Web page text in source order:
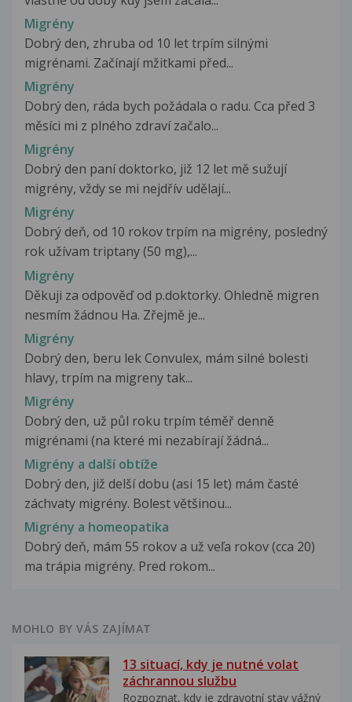
Migrény
Dobrý den, zhruba od 10 let trpím silnými
migrénami. Začínají mžitkami před...
Migrény
Dobrý den, ráda bych požádala o radu. Cca před 3
měsíci mi z plného zdraví začalo...
Migrény
Dobrý den paní doktorko, již 12 let mě sužují
migrény, vždy se mi nejdřív udělají...
Migrény
Dobrý deň, od 10 rokov trpím na migrény, posledný
rok užívam triptany (50 mg),...
Migrény
Děkuji za odpověď od p.doktorky. Ohledně migren
nesmím žádnou Ha. Zřejmě je...
Migrény
Dobrý den, beru lek Convulex, mám silné bolesti
hlavy, trpím na migreny tak...
Migrény
Dobrý den, už půl roku trpím téměř denně
migrénami (na které mi nezabírají žádná...
Migrény a další obtíže
Dobrý den, již delší dobu (asi 15 let) mám časté
záchvaty migrény. Bolest většinou...
Migrény a homeopatika
Dobrý deň, mám 55 rokov a už veľa rokov (cca 20)
ma trápia migrény. Pred rokom...
MOHLO BY VÁS ZAJÍMAT
13 situací, kdy je nutné volat
záchrannou službu
Rozpoznat, kdy je zdravotní stav vážný